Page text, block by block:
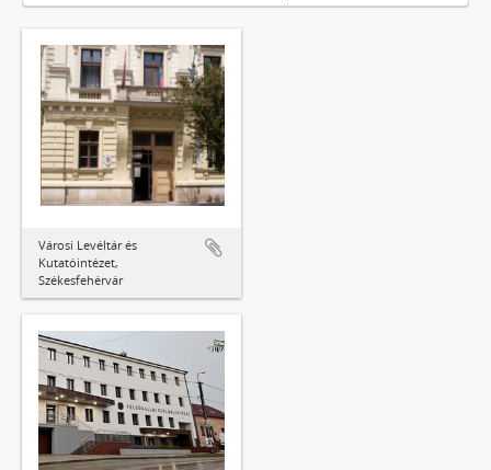
Városi Levéltár és
Kutatóintézet,
Székesfehérvár